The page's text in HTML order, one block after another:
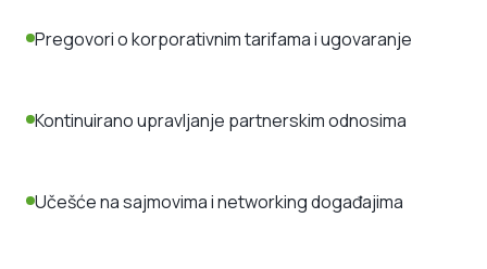
Pregovori o korporativnim tarifama i ugovaranje
Kontinuirano upravljanje partnerskim odnosima
Učešće na sajmovima i networking događajima